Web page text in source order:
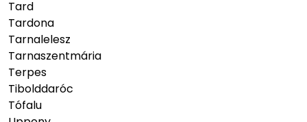
Tard
Tardona
Tarnalelesz
Tarnaszentmária
Terpes
Tibolddaróc
Tófalu